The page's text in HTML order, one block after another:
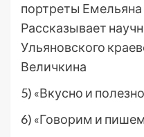
портреты Емельяна
Рассказывает
Ульяновского
Величкина
5) «Вкусно и
6) «Говорим и